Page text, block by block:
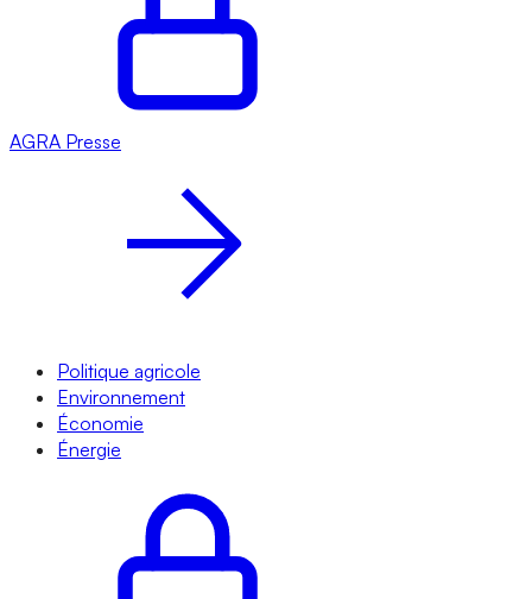
AGRA Presse
Politique agricole
Environnement
Économie
Énergie